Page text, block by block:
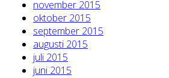
november 2015
oktober 2015
september 2015
augusti 2015
juli 2015
juni 2015